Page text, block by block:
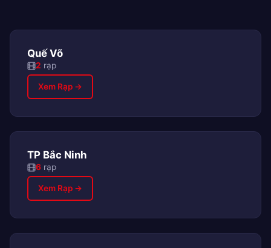
Quế Võ
2 rạp
Xem Rạp →
TP Bắc Ninh
6 rạp
Xem Rạp →